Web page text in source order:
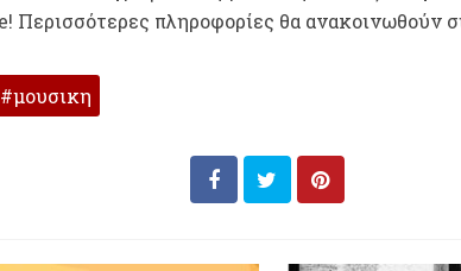
Περισσότερες πληροφορίες θα ανακοινωθούν
μουσικη